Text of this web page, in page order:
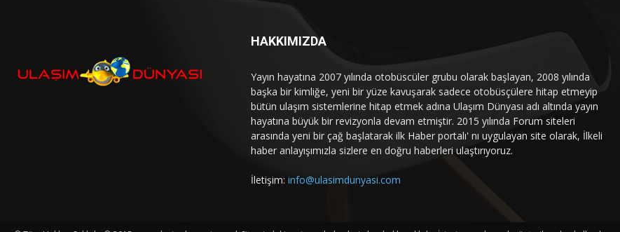
HAKKIMIZDA
Yayın hayatına 2007 yılında otobüscüler grubu olarak başlayan, 2008 yılında
başka bir kimliğe, yeni bir yüze kavuşarak sadece otobüsçülere hitap etmeyip
bütün ulaşım sistemlerine hitap etmek adına Ulaşım Dünyası adı altında yayın
hayatına büyük bir revizyonla devam etmiştir. 2015 yılında Forum siteleri
arasında yeni bir çağ başlatarak ilk Haber portalı' nı uygulayan site olarak, İlkeli
haber anlayışımızla sizlere en doğru haberleri ulaştırıyoruz.
İletişim: info@ulasimdunyasi.com